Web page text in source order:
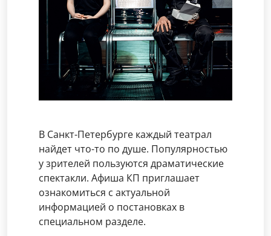
В Санкт-Петербурге каждый театрал
найдет что-то по душе. Популярностью
у зрителей пользуются драматические
спектакли. Афиша КП приглашает
ознакомиться с актуальной
информацией о постановках в
специальном разделе.